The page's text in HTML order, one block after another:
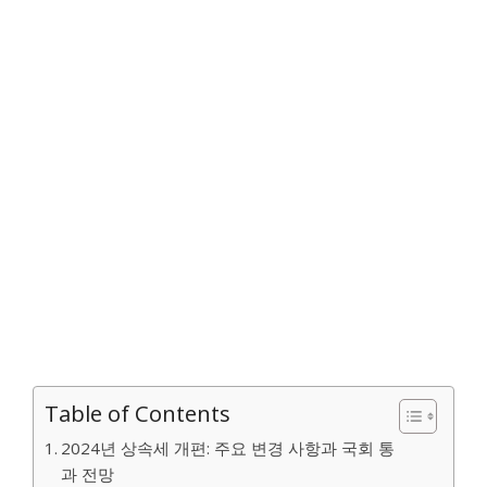
Table of Contents
2024년 상속세 개편: 주요 변경 사항과 국회 통
과 전망